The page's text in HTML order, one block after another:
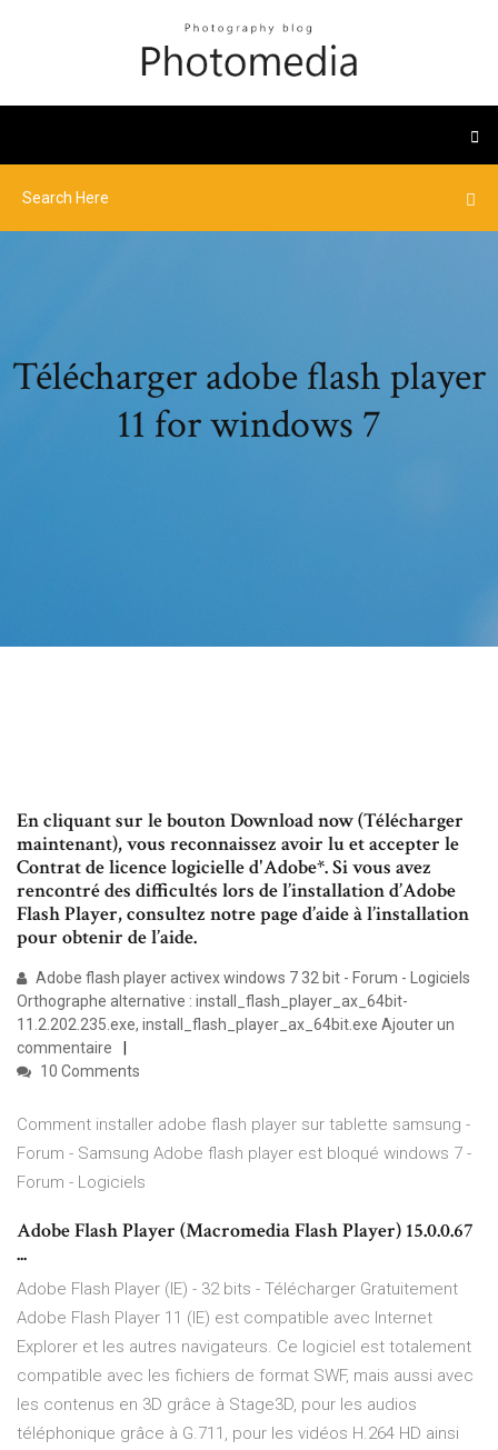
Télécharger adobe flash player
11 for windows 7
En cliquant sur le bouton Download now (Télécharger
maintenant), vous reconnaissez avoir lu et accepter le
Contrat de licence logicielle d'Adobe*. Si vous avez
rencontré des difficultés lors de l’installation d’Adobe
Flash Player, consultez notre page d’aide à l’installation
pour obtenir de l’aide.
Adobe flash player activex windows 7 32 bit - Forum - Logiciels
Orthographe alternative : install_flash_player_ax_64bit-
11.2.202.235.exe, install_flash_player_ax_64bit.exe Ajouter un
commentaire
10 Comments
Comment installer adobe flash player sur tablette samsung -
Forum - Samsung Adobe flash player est bloqué windows 7 -
Forum - Logiciels
Adobe Flash Player (Macromedia Flash Player) 15.0.0.67
...
Adobe Flash Player (IE) - 32 bits - Télécharger Gratuitement
Adobe Flash Player 11 (IE) est compatible avec Internet
Explorer et les autres navigateurs. Ce logiciel est totalement
compatible avec les fichiers de format SWF, mais aussi avec
les contenus en 3D grâce à Stage3D, pour les audios
téléphonique grâce à G.711, pour les vidéos H.264 HD ainsi